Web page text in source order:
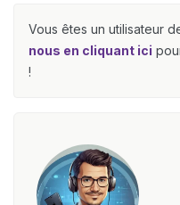
Vous êtes un utilisateur
nous en cliquant ici
!